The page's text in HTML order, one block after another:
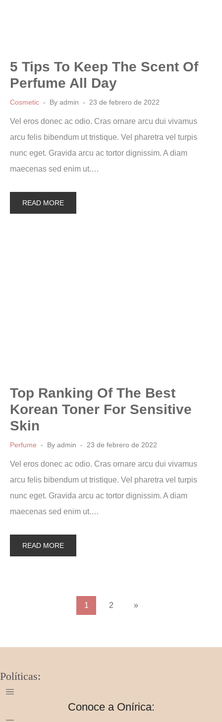
5 Tips To Keep The Scent Of
Perfume All Day
Cosmetic By admin 23 de febrero de 2022
Vel eros donec ac odio. Cras ornare arcu dui vivamus
arcu felis bibendum ut tristique. Vel pharetra vel turpis
nunc eget. Gravida arcu ac tortor dignissim. A diam
maecenas sed enim ut.…
READ MORE
Top Ranking Of The Best
Korean Toner For Sensitive
Skin
Perfume By admin 23 de febrero de 2022
Vel eros donec ac odio. Cras ornare arcu dui vivamus
arcu felis bibendum ut tristique. Vel pharetra vel turpis
nunc eget. Gravida arcu ac tortor dignissim. A diam
maecenas sed enim ut.…
READ MORE
1 2 »
Políticas:
Conoce a Onírica: